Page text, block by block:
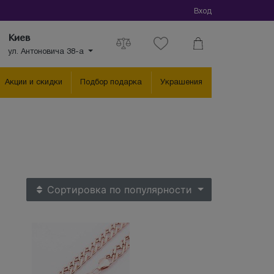
Вход
Киев
ул. Антоновича 38-а
Акции и скидки Подбор подарка Украшения
Сортировка по популярности